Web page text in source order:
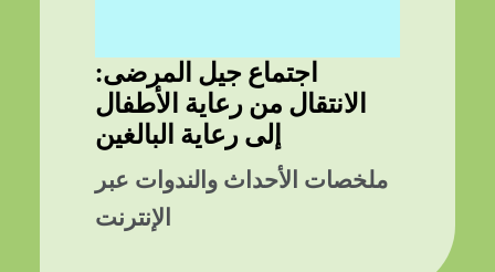
اجتماع جيل المرضى:
الانتقال من رعاية الأطفال
إلى رعاية البالغين
ملخصات الأحداث والندوات عبر
الإنترنت